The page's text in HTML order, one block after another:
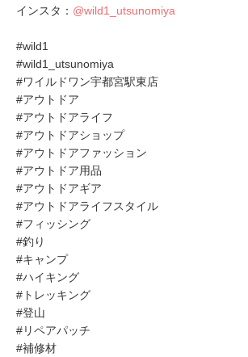
インスタ： @wild1_utsunomiya
#wild1
#wild1_utsunomiya
#ワイルドワン宇都宮駅東店
#アウトドア
#アウトドアライフ
#アウトドアショップ
#アウトドアファッション
#アウトドア用品
#アウトドアギア
#アウトドアライフスタイル
#フィッシング
#釣り
#キャンプ
#ハイキング
#トレッキング
#登山
#リペアパッチ
#補修材